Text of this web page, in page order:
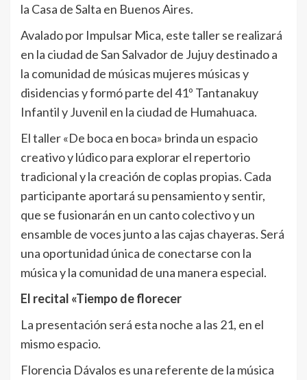
la Casa de Salta en Buenos Aires.
Avalado por Impulsar Mica, este taller se realizará
en la ciudad de San Salvador de Jujuy destinado a
la comunidad de músicas mujeres músicas y
disidencias y formó parte del 41º Tantanakuy
Infantil y Juvenil en la ciudad de Humahuaca.
El taller «De boca en boca» brinda un espacio
creativo y lúdico para explorar el repertorio
tradicional y la creación de coplas propias. Cada
participante aportará su pensamiento y sentir,
que se fusionarán en un canto colectivo y un
ensamble de voces junto a las cajas chayeras. Será
una oportunidad única de conectarse con la
música y la comunidad de una manera especial.
El recital «Tiempo de florecer
La presentación será esta noche a las 21, en el
mismo espacio.
Florencia Dávalos es una referente de la música